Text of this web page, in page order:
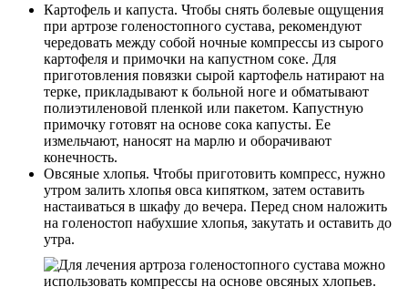
Картофель и капуста. Чтобы снять болевые ощущения
при артрозе голеностопного сустава, рекомендуют
чередовать между собой ночные компрессы из сырого
картофеля и примочки на капустном соке. Для
приготовления повязки сырой картофель натирают на
терке, прикладывают к больной ноге и обматывают
полиэтиленовой пленкой или пакетом. Капустную
примочку готовят на основе сока капусты. Ее
измельчают, наносят на марлю и оборачивают
конечность.
Овсяные хлопья. Чтобы приготовить компресс, нужно
утром залить хлопья овса кипятком, затем оставить
настаиваться в шкафу до вечера. Перед сном наложить
на голеностоп набухшие хлопья, закутать и оставить до
утра.